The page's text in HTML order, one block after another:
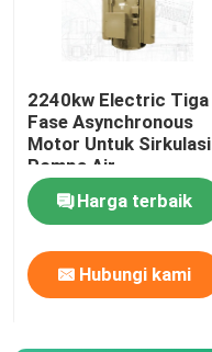
2240kw Electric Tiga
Fase Asynchronous
Motor Untuk Sirkulasi
Pompa Air
Harga terbaik
Hubungi kami